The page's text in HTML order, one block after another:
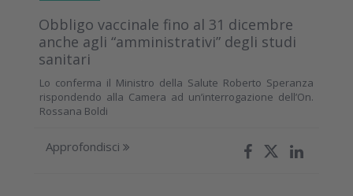
Obbligo vaccinale fino al 31 dicembre
anche agli “amministrativi” degli studi
sanitari
Lo conferma il Ministro della Salute Roberto Speranza
rispondendo alla Camera ad un’interrogazione dell’On.
Rossana Boldi
Approfondisci